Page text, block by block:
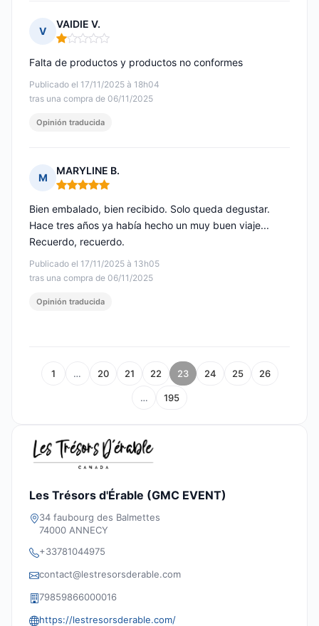
V
VAIDIE V.
Nota: 1 de 5
Publicado el 17/11/2025 à 18h04
tras una compra de 06/11/2025
Falta de productos y productos no conformes
Opinión traducida
M
MARYLINE B.
Nota: 5 de 5
Publicado el 17/11/2025 à 13h05
tras una compra de 06/11/2025
Bien embalado, bien recibido. Solo queda degustar.
Hace tres años ya había hecho un muy buen viaje...
Recuerdo, recuerdo.
Opinión traducida
1 … 20 21 22 23 24 25 26
… 195
Les Trésors d'Érable (GMC EVENT)
34 faubourg des Balmettes
74000 ANNECY
+33781044975
contact@lestresorsderable.com
79859866000016
https://lestresorsderable.com/